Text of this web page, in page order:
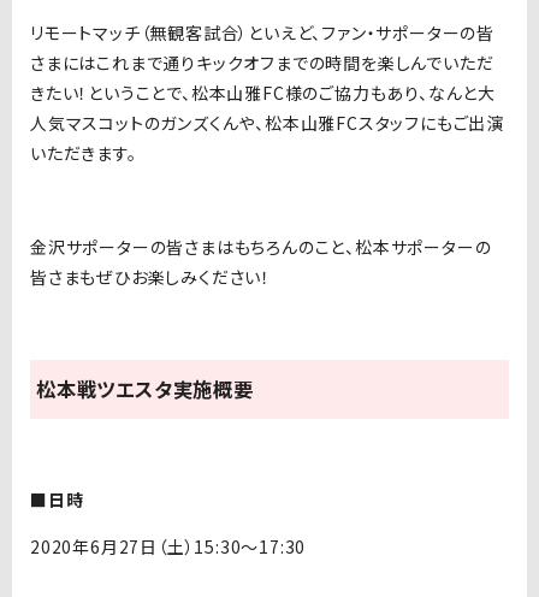
リモートマッチ（無観客試合）といえど、ファン・サポーターの皆
さまにはこれまで通りキックオフまでの時間を楽しんでいただ
きたい！ということで、松本山雅FC様のご協力もあり、なんと大
人気マスコットのガンズくんや、松本山雅FCスタッフにもご出演
いただきます。
金沢サポーターの皆さまはもちろんのこと、松本サポーターの
皆さまもぜひお楽しみください！
松本戦ツエスタ実施概要
■日時
2020年6月27日（土）15:30〜17:30